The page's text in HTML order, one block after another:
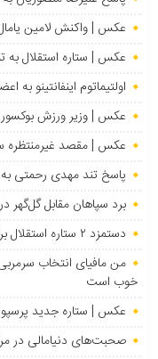
عکس | واکنش لامین
عکس | ستاره استقلال
اولتیماتوم اینفانتینو به
عکس | وزیر ورزش
عکس | مقصد غیرمنتظره
پاسخ تند مهدی رحمتی
برد سپاهان مقابل گل‌گهر
دستمزد ۲ ستاره استقلال برای تمدید مشخص شد
من مافیای انتخاب
خوب است
عکس | ستاره جدید
صحبت‌های دنیامالی در